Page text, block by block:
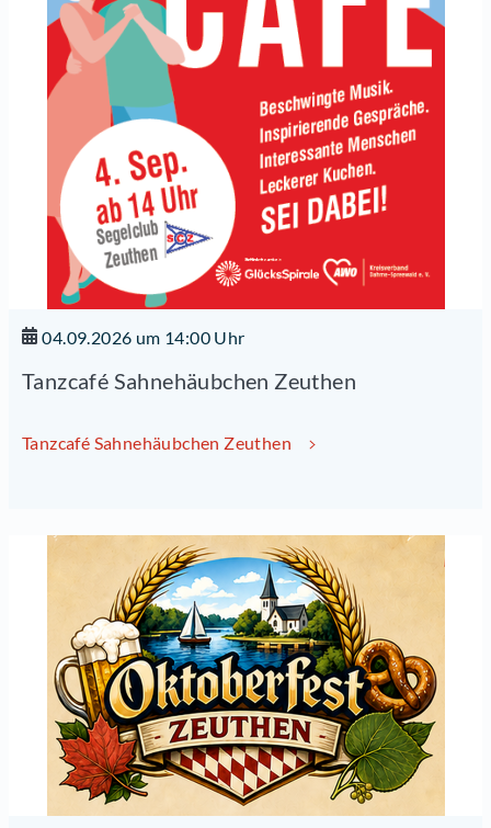
04.09.2026 um 14:00 Uhr
Tanzcafé Sahnehäubchen Zeuthen
Tanzcafé Sahnehäubchen Zeuthen